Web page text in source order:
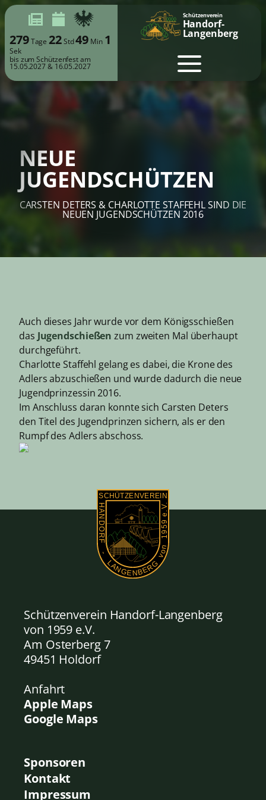
Schützenverein
Handorf-
Langenberg
279Tage22Std49 Min 1
Sek
bis zum Schützenfest am
15.05.2027 & 16.05.2027
NEUE
JUGENDSCHÜTZEN
CARSTEN DETERS & CHARLOTTE STAFFEHL SIND DIE
NEUEN JUGENDSCHÜTZEN 2016
Auch dieses Jahr wurde vor dem Königsschießen
das Jugendschießen zum zweiten Mal überhaupt
durchgeführt.
Charlotte Staffehl gelang es dabei, die Krone des
Adlers abzuschießen und wurde dadurch die neue
Jugendprinzessin 2016.
Im Anschluss daran konnte sich Carsten Deters
den Titel des Jugendprinzen sichern, als er den
Rumpf des Adlers abschoss.
Schützenverein Handorf-Langenberg
von 1959 e.V.
Am Osterberg 7
49451 Holdorf
Anfahrt
Apple Maps
Google Maps
Sponsoren
Kontakt
Impressum